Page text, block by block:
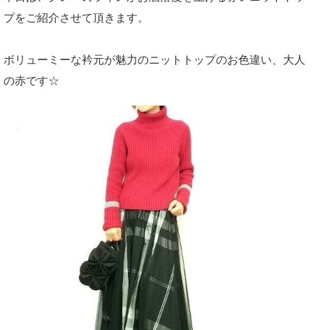
プをご紹介させて頂きます。
ボリューミーな衿元が魅力のニットトップのお色違い、大人
の赤です☆